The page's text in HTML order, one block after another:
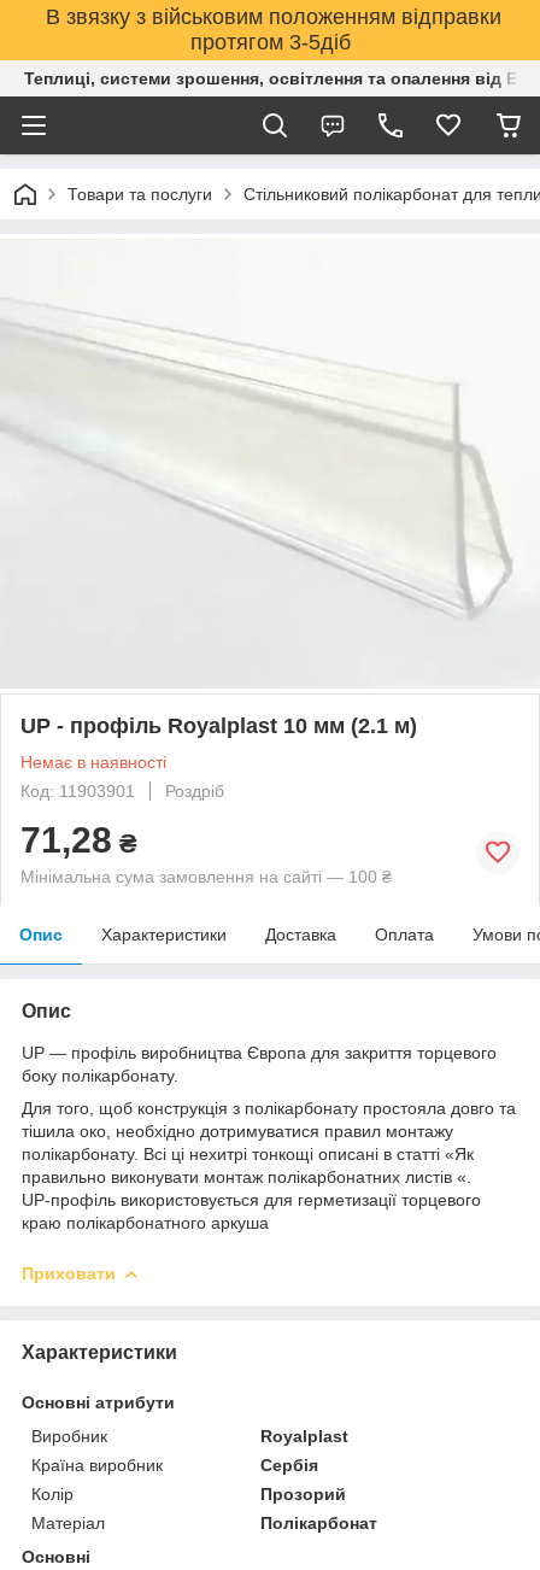
В звязку з військовим положенням відправки
протягом 3-5діб
Теплиці, системи зрошення, освітлення та опалення від
Товари та послуги Стільниковий полікарбонат для
UP - профіль Royalplast 10 мм (2.1 м)
Немає в наявності
Код: 11903901
Роздріб
71,28 ₴
Мінімальна сума замовлення на сайті — 100 ₴
Опис Характеристики Доставка Оплата Умови
Опис
UР — профіль виробництва Європа для закриття торцевого
боку полікарбонату.
Для того, щоб конструкція з полікарбонату простояла довго та
тішила око, необхідно дотримуватися правил монтажу
полікарбонату. Всі ці нехитрі тонкощі описані в статті «Як
правильно виконувати монтаж полікарбонатних листів «.
UP-профіль використовується для герметизації торцевого
краю полікарбонатного аркуша
Приховати
Характеристики
Основні атрибути
Виробник
Royalplast
Країна виробник
Сербія
Колір
Прозорий
Матеріал
Полікарбонат
Основні